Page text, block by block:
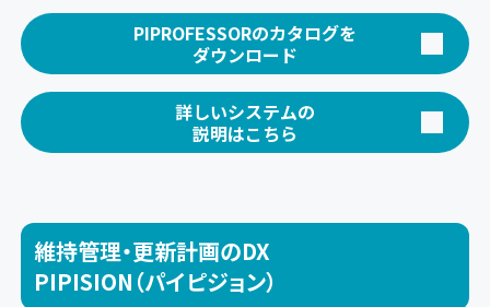
PIPROFESSORのカタログを
ダウンロード
詳しいシステムの
説明はこちら
維持管理・更新計画のDX
PIPISION（パイピジョン）